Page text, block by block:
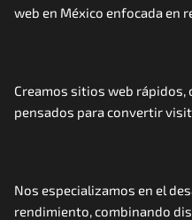
Join
Experts
About
web en México enfocada en
Creamos sitios web rápidos,
pensados para convertir
Nos especializamos en el
rendimiento, combinando